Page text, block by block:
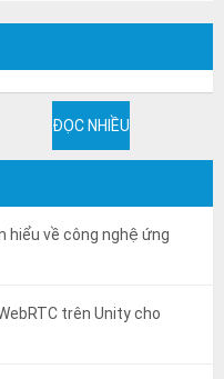
ĐỌC NHIỀU
hiểu về công nghệ ứng
trên Unity cho